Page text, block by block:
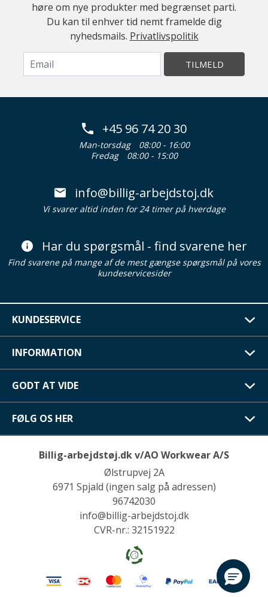
høre om nye produkter med begrænset parti.
Du kan til enhver tid nemt framelde dig
nyhedsmails. Privatlivspolitik
TILMELD
+45 96 74 20 30
Man-torsdag
08:00 - 16:00
Fredag
08:00 - 15:00
info@billig-arbejdstoj.dk
Vi svarer altid inden for 24 timer på hverdage
Har du spørgsmål - find svarene her
Find svarene på mange af de mest gængse spørgsmål på vores
kundeservicesider
KUNDESERVICE
INFORMATION
GODT AT VIDE
FØLG OS HER
Billig-arbejdstøj.dk v/AO Workwear A/S
Ølstrupvej 2A
6971 Spjald (ingen salg på adressen)
96742030
info@billig-arbejdstoj.dk
CVR-nr.: 32151922